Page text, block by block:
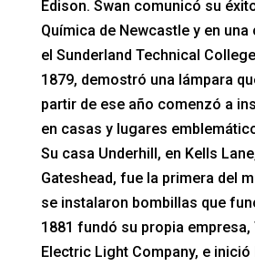
Edison. Swan comunicó su
Química de Newcastle y en
el Sunderland Technical
1879, demostró una lámpara
partir de ese año comenzó a
en casas y lugares
Su casa Underhill, en Kells
Gateshead, fue la primera del
se instalaron bombillas que
1881 fundó su propia empresa,
Electric Light Company, e